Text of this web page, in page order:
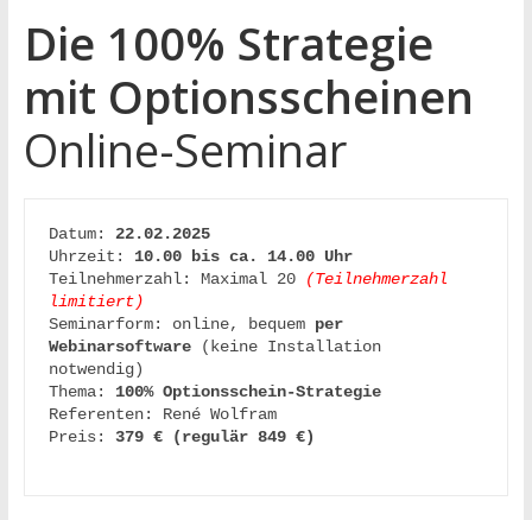
Die 100% Strategie
mit Optionsscheinen
Online-Seminar
Datum: 22.02.2025
Uhrzeit: 10.00 bis ca. 14.00 Uhr
Teilnehmerzahl: Maximal 20
(Teilnehmerzahl
limitiert)
Seminarform: online, bequem per
Webinarsoftware (keine Installation
notwendig)
Thema:
Referenten: René Wolfram
Preis: 379 € (regulär 849 €)